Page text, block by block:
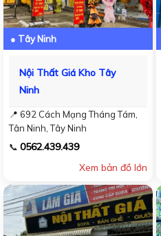
● Tây Ninh
Nội Thất Giá Kho Tây
Ninh
📍 692 Cách Mạng Tháng Tám,
Tân Ninh, Tây Ninh
📞 0562.439.439
Xem bản đồ lớn